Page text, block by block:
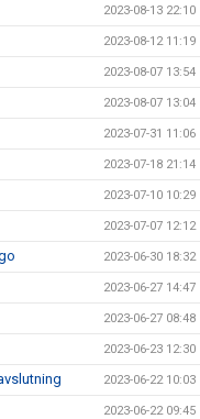
2023-08-13 22:10
2023-08-12 11:19
2023-08-07 13:54
2023-08-07 13:04
2023-07-31 11:06
2023-07-18 21:14
2023-07-10 10:29
2023-07-07 12:12
2023-06-30 18:32
2023-06-27 14:47
2023-06-27 08:48
2023-06-23 12:30
2023-06-22 10:03
2023-06-22 09:45